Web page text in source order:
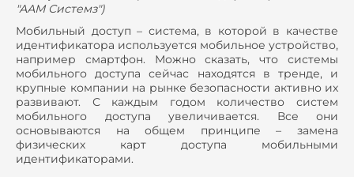
"ААМ Системз")
Мобильный доступ – система, в которой в качестве
идентификатора используется мобильное устройство,
например смартфон. Можно сказать, что системы
мобильного доступа сейчас находятся в тренде, и
крупные компании на рынке безопасности активно их
развивают. С каждым годом количество систем
мобильного доступа увеличивается. Все они
основываются на общем принципе – замена
физических карт доступа мобильными
идентификаторами.